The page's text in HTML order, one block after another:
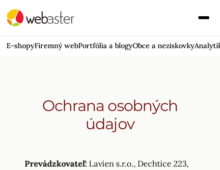
E-shopyFiremný webPortfólia a blogyObce a neziskovky
Ochrana osobných
údajov
Prevádzkovateľ: Lavien s.r.o., Dechtice 223,